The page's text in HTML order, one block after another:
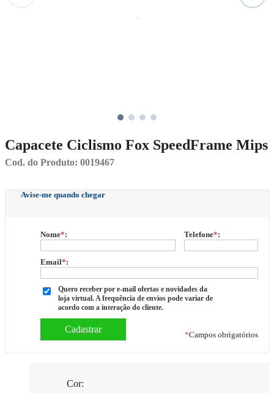
Capacete Ciclismo Fox SpeedFrame Mips
Cod. do Produto: 0019467
Avise-me quando chegar
Nome*: Telefone*:
Email*:
Quero receber por e-mail ofertas e novidades da
loja virtual. A frequência de envios pode variar de
acordo com a interação do cliente.
*Campos obrigatórios
Cor: